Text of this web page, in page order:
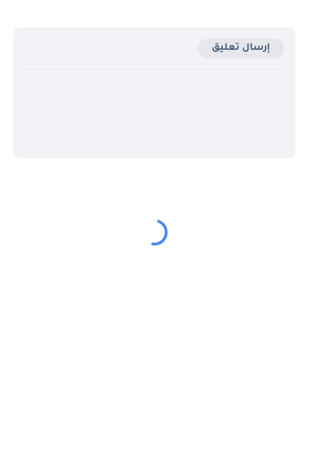
إرسال تعليق